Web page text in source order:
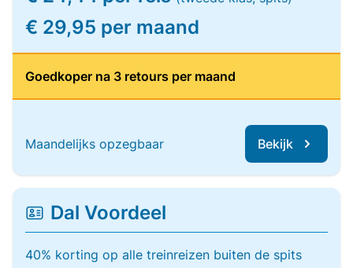
€ 29,95 per maand
Goedkoper na 3 retours per maand
Maandelijks opzegbaar Bekijk
Dal Voordeel
40% korting op alle treinreizen buiten de spits